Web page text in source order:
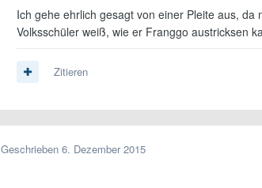
Ich gehe ehrlich gesagt von einer Pleite aus, da
Volksschüler weiß, wie er Franggo austricksen
Zitieren
Geschrieben 6. Dezember 2015